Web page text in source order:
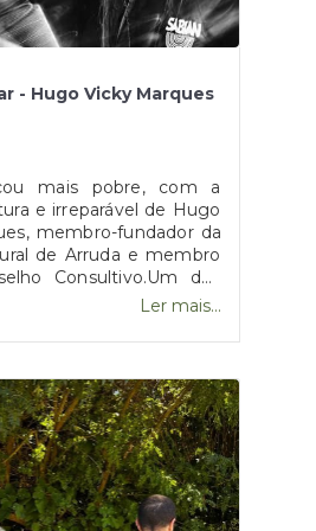
Freguesia.
- Hugo Vicky Marques
mais pobre, com a
e irreparável de Hugo
membro-fundador da
de Arruda e membro
Consultivo.Um dos
deste projeto
Marques nunca se
seu inegável e extenso
desta Junta de
a primeira hora, foi
assídua, sorridente e
nossos eventos culturais
Dono de um sorriso
uma generosidade e
Ler mais...